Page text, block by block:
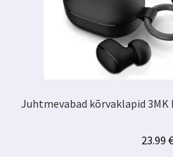
Juhtmevabad kõrvaklapid 3MK
23.99 €